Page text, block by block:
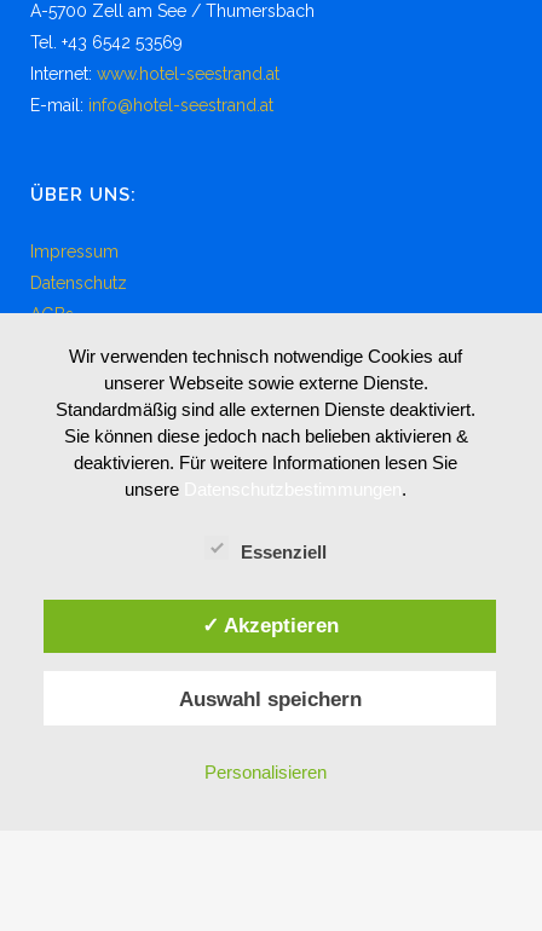
A-5700 Zell am See / Thumersbach
Tel. +43 6542 53569
Internet: www.hotel-seestrand.at
E-mail: info@hotel-seestrand.at
ÜBER UNS:
Impressum
Datenschutz
AGBs
LIVE WEBCAM MIT AUSSICHT VON UNSEREM
HOTEL GARNI SEESTRAND
Wir verwenden technisch notwendige Cookies auf
unserer Webseite sowie externe Dienste.
Standardmäßig sind alle externen Dienste deaktiviert.
Sie können diese jedoch nach belieben aktivieren &
deaktivieren. Für weitere Informationen lesen Sie
unsere
.
Essenziell
✓ Akzeptieren
Auswahl speichern
Personalisieren